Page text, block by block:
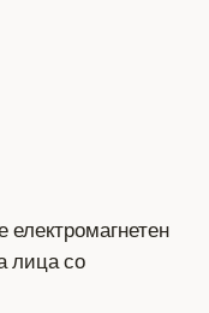
лица со